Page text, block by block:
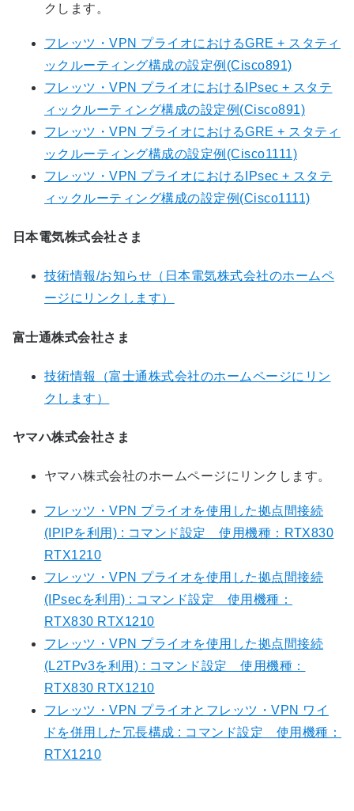
クします。
フレッツ・VPN プライオにおけるGRE + スタティ
ックルーティング構成の設定例(Cisco891)
フレッツ・VPN プライオにおけるIPsec + スタテ
ィックルーティング構成の設定例(Cisco891)
フレッツ・VPN プライオにおけるGRE + スタティ
ックルーティング構成の設定例(Cisco1111)
フレッツ・VPN プライオにおけるIPsec + スタテ
ィックルーティング構成の設定例(Cisco1111)
日本電気株式会社さま
技術情報/お知らせ（日本電気株式会社のホームペ
ージにリンクします）
富士通株式会社さま
技術情報（富士通株式会社のホームページにリン
クします）
ヤマハ株式会社さま
ヤマハ株式会社のホームページにリンクします。
フレッツ・VPN プライオを使用した拠点間接続
(IPIPを利用) : コマンド設定 使用機種：RTX830
RTX1210
フレッツ・VPN プライオを使用した拠点間接続
(IPsecを利用) : コマンド設定 使用機種：
RTX830 RTX1210
フレッツ・VPN プライオを使用した拠点間接続
(L2TPv3を利用) : コマンド設定 使用機種：
RTX830 RTX1210
フレッツ・VPN プライオとフレッツ・VPN ワイ
ドを併用した冗長構成 : コマンド設定 使用機種：
RTX1210